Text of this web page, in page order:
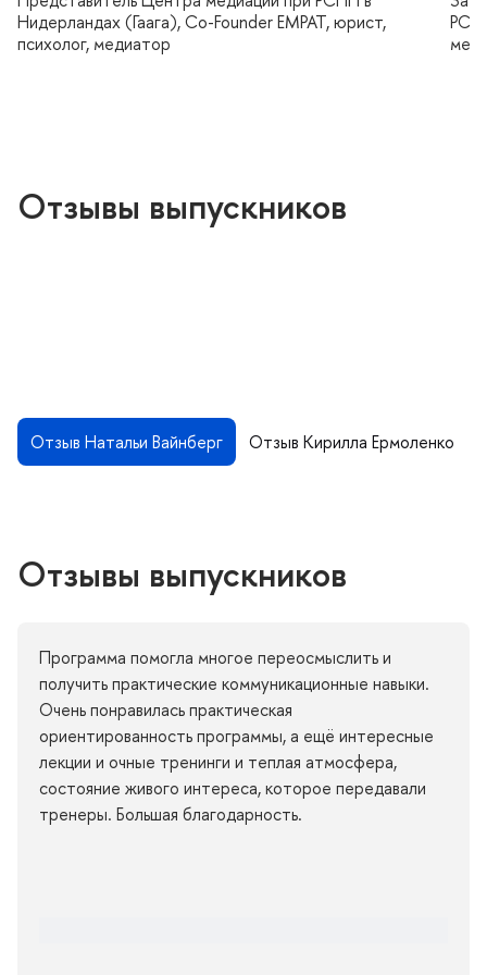
Нидерландах (Гаага), Co-Founder EMPAT, юрист,
психолог, медиатор
Отзывы выпускнико
Отзыв Натальи Вайнбер Отзыв Кирилла Ермоленко
Отзывы выпускнико
Программа помогла многое переосмыслить и
получить практические коммуникационные навыки.
Очень понравилась практическая
ориентированность программы, а ещё интересные
лекции и очные тренинги и теплая атмосфера,
состояние живого интереса, которое передавали
тренеры. Большая благодарность.